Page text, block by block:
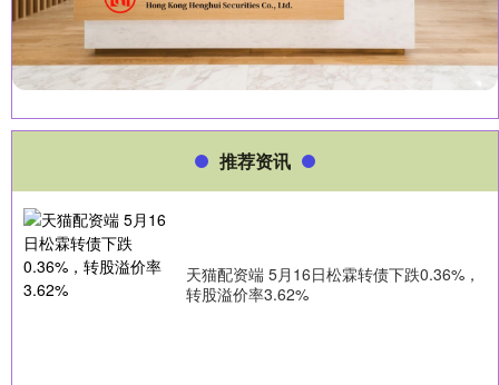
推荐资讯
天猫配资端 5月16日松霖转债下跌0.36%，
转股溢价率3.62%